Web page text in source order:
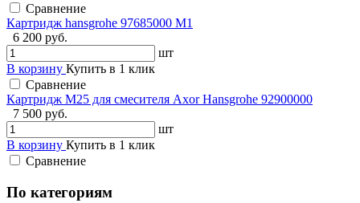
Сравнение
Картридж hansgrohe 97685000 М1
6 200 руб.
шт
В корзину Купить в 1 клик
Сравнение
Картридж М25 для смесителя Axor Hansgrohe 92900000
7 500 руб.
шт
В корзину Купить в 1 клик
Сравнение
По категориям